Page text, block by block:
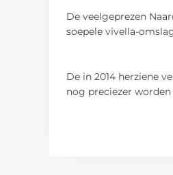
De veelgeprezen
soepele vivella-
De in 2014 herziene
nog preciezer